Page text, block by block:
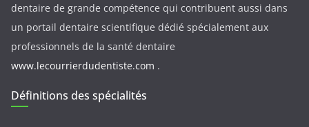
dentaire de grande compétence qui contribuent aussi dans
un portail dentaire scientifique dédié spécialement aux
professionnels de la santé dentaire
www.lecourrierdudentiste.com .
Définitions des spécialités